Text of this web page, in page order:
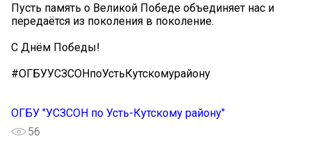
Пусть память о Великой Победе объединяет нас и
передаётся из поколения в поколение.
С Днём Победы!
#ОГБУУСЗСОНпоУстьКутскомурайону
ОГБУ "УСЗСОН по Усть-Кутскому району"
56